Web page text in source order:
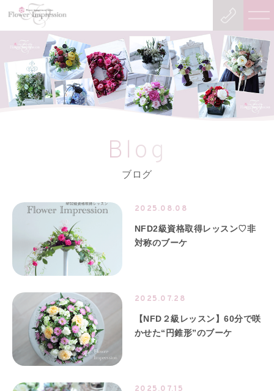
Blog
ブログ
2025.08.08
NFD2級資格取得レッスン♡非
対称のブーケ
2025.07.28
【NFD２級レッスン】60分で咲
かせた“円錐形”のブーケ